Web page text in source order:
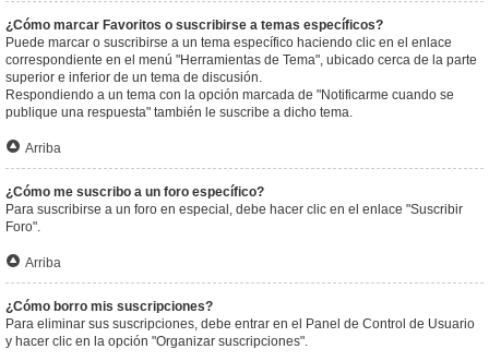
¿Cómo marcar Favoritos o suscribirse a temas específicos?
Puede marcar o suscribirse a un tema específico haciendo clic en el enlace
correspondiente en el menú "Herramientas de Tema", ubicado cerca de la parte
superior e inferior de un tema de discusión.
Respondiendo a un tema con la opción marcada de "Notificarme cuando se
publique una respuesta" también le suscribe a dicho tema.
Arriba
¿Cómo me suscribo a un foro específico?
Para suscribirse a un foro en especial, debe hacer clic en el enlace "Suscribir
Foro".
Arriba
¿Cómo borro mis suscripciones?
Para eliminar sus suscripciones, debe entrar en el Panel de Control de Usuario
y hacer clic en la opción "Organizar suscripciones".